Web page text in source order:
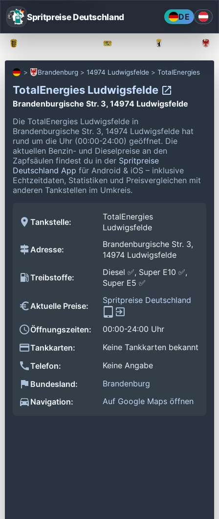
Spritpreise Deutschland DE
Brandenburg 14974 Ludwigsfelde TotalEnergies
TotalEnergies Ludwigsfelde
Brandenburgische Str. 3, 14974 Ludwigsfelde
Die TotalEnergies Ludwigsfelde in
Brandenburgische Str. 3, 14974 Ludwigsfelde hat
rund um die Uhr (00:00-24:00) geöffnet. Die
aktuellen Benzin- und Dieselpreise an den
Zapfsäulen findest du in der Spritpreise
Deutschland App für Android & iOS – inklusive
Echtzeitdaten, Statistiken und Preisvergleichen mit
anderen Tankstellen im Umkreis.
Tankstelle:
TotalEnergies
Ludwigsfelde
Adresse:
Brandenburgische Str. 3,
14974 Ludwigsfelde
Treibstoffe:
Diesel ✅, Super E10 ✅,
Super E5 ✅
Aktuelle Preise:
Spritpreise Deutschland
Öffnungszeiten:
00:00-24:00 Uhr
Tankkarten:
Keine Tankkarten bekannt
Telefon:
Keine Angabe
Bundesland:
Brandenburg
Navigation:
Auf Google Maps öffnen